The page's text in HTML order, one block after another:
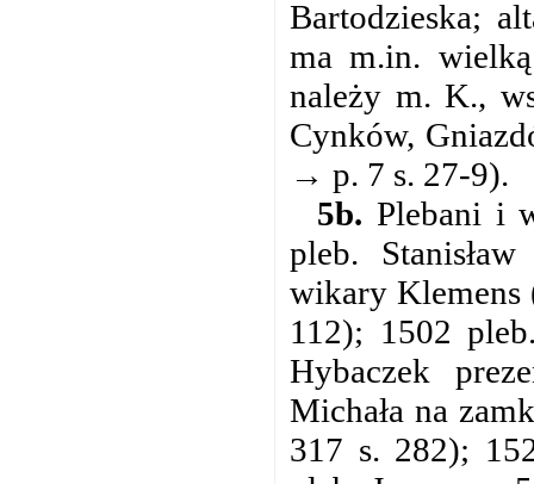
Bartodzieska;
ma m.in.
należy m. K.,
Cynków,
→ p. 7 s. 27-9).
5b. Plebani i
pleb.
wikary Klemens
112); 1502
Hybaczek
Michała na
317 s. 282);